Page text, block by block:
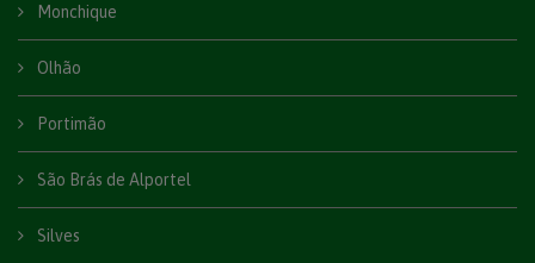
Monchique
Olhão
Portimão
São Brás de Alportel
Silves